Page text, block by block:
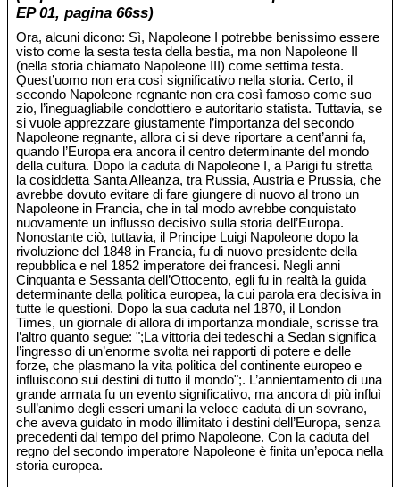
EP 01, pagina 66ss)
Ora, alcuni dicono: Sì, Napoleone I potrebbe benissimo essere
visto come la sesta testa della bestia, ma non Napoleone II
(nella storia chiamato Napoleone III) come settima testa.
Quest’uomo non era così significativo nella storia. Certo, il
secondo Napoleone regnante non era così famoso come suo
zio, l’ineguagliabile condottiero e autoritario statista. Tuttavia, se
si vuole apprezzare giustamente l’importanza del secondo
Napoleone regnante, allora ci si deve riportare a cent’anni fa,
quando l’Europa era ancora il centro determinante del mondo
della cultura. Dopo la caduta di Napoleone I, a Parigi fu stretta
la cosiddetta Santa Alleanza, tra Russia, Austria e Prussia, che
avrebbe dovuto evitare di fare giungere di nuovo al trono un
Napoleone in Francia, che in tal modo avrebbe conquistato
nuovamente un influsso decisivo sulla storia dell’Europa.
Nonostante ciò, tuttavia, il Principe Luigi Napoleone dopo la
rivoluzione del 1848 in Francia, fu di nuovo presidente della
repubblica e nel 1852 imperatore dei francesi. Negli anni
Cinquanta e Sessanta dell’Ottocento, egli fu in realtà la guida
determinante della politica europea, la cui parola era decisiva in
tutte le questioni. Dopo la sua caduta nel 1870, il London
Times, un giornale di allora di importanza mondiale, scrisse tra
l’altro quanto segue: ";La vittoria dei tedeschi a Sedan significa
l’ingresso di un’enorme svolta nei rapporti di potere e delle
forze, che plasmano la vita politica del continente europeo e
influiscono sui destini di tutto il mondo";. L’annientamento di una
grande armata fu un evento significativo, ma ancora di più influì
sull’animo degli esseri umani la veloce caduta di un sovrano,
che aveva guidato in modo illimitato i destini dell’Europa, senza
precedenti dal tempo del primo Napoleone. Con la caduta del
regno del secondo imperatore Napoleone è finita un’epoca nella
storia europea.